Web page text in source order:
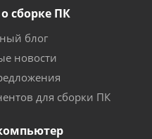
сборке ПК
блог
новости
для сборки ПК